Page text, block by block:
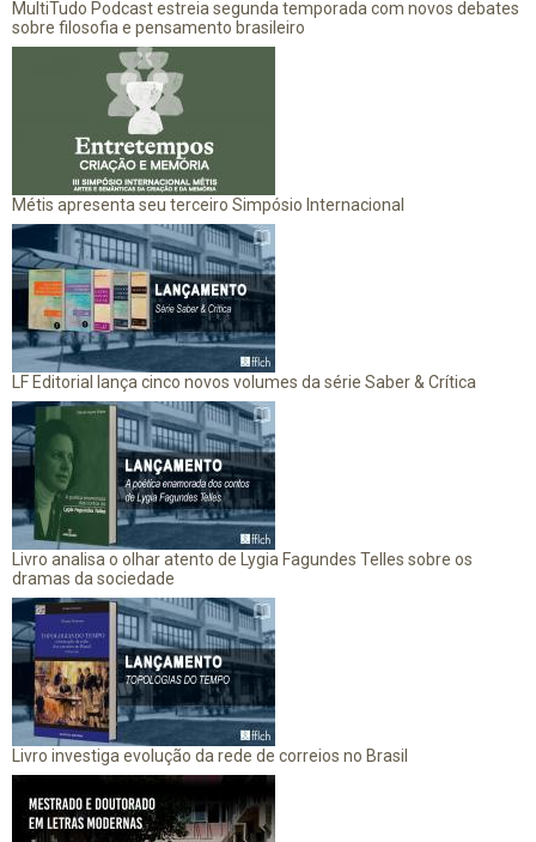
MultiTudo Podcast estreia segunda temporada com novos debates
sobre filosofia e pensamento brasileiro
Métis apresenta seu terceiro Simpósio Internacional
LF Editorial lança cinco novos volumes da série Saber & Crítica
Livro analisa o olhar atento de Lygia Fagundes Telles sobre os
dramas da sociedade
Livro investiga evolução da rede de correios no Brasil